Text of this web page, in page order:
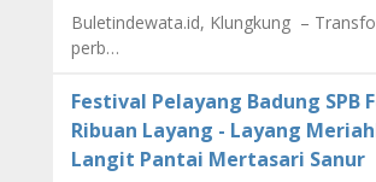
Buletindewata.id, Klungkung –
perb…
Festival Pelayang Badung SPB
Ribuan Layang - Layang
Langit Pantai Mertasari Sanur